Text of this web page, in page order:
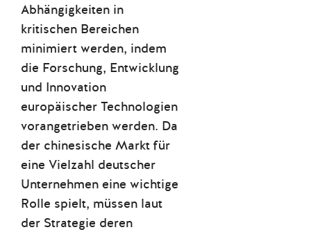
Abhängigkeiten in
kritischen Bereichen
minimiert werden, indem
die Forschung, Entwicklung
und Innovation
europäischer Technologien
vorangetrieben werden. Da
der chinesische Markt für
eine Vielzahl deutscher
Unternehmen eine wichtige
Rolle spielt, müssen laut
der Strategie deren